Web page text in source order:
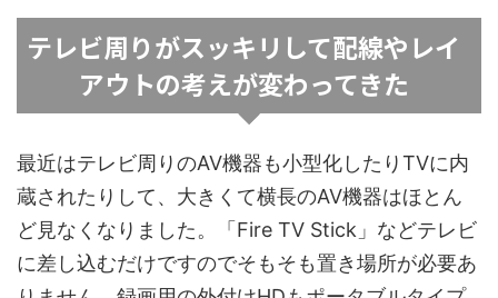
テレビ周りがスッキリして配線やレイ
アウトの考えが変わってきた
最近はテレビ周りのAV機器も小型化したりTVに内
蔵されたりして、大きくて横長のAV機器はほとん
ど見なくなりました。「Fire TV Stick」などテレビ
に差し込むだけですのでそもそも置き場所が必要あ